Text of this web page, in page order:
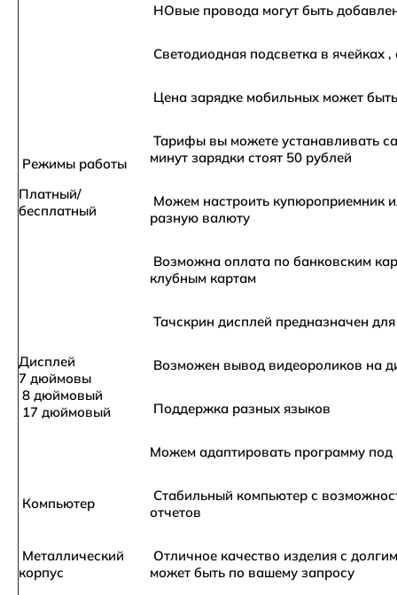
НОвые провода могут быть
Светодиодная подсветка в ячейках ,
Режимы работы
Платный/
бесплатный
Цена зарядке мобильных может
Тарифы вы можете устанавливать
минут зарядки стоят 50 рублей
Можем настроить купюроприемник
разную валюту
Возможна оплата по банковским
клубным картам
Дисплей
7 дюймовы
8 дюймовый
17 дюймовый
Тачскрин дисплей предназначен
Возможен вывод видеороликов на
Поддержка разных языков
Можем адаптировать программу
Компьютер
Стабильный компьютер с
отчетов
Металлический
корпус
Отличное качество изделия с
может быть по вашему запросу